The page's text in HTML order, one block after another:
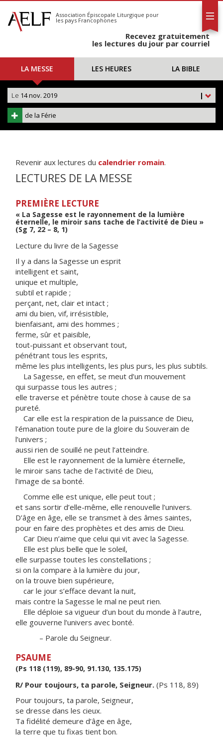
S'abonner
Calendrier
Association Épiscopale Liturgique pour
les pays Francophones
Recevez gratuitement
les lectures du jour par courriel
LA MESSE LES HEURES LA BIBLE
|
Le 14 nov. 2019
de la Férie
Revenir aux lectures du calendrier romain.
LECTURES DE LA MESSE
PREMIÈRE LECTURE
« La Sagesse est le rayonnement de la lumière
éternelle, le miroir sans tache de l’activité de Dieu »
(Sg 7, 22 – 8, 1)
Lecture du livre de la Sagesse
Il y a dans la Sagesse un esprit
intelligent et saint,
unique et multiple,
subtil et rapide ;
perçant, net, clair et intact ;
ami du bien, vif, irrésistible,
bienfaisant, ami des hommes ;
ferme, sûr et paisible,
tout-puissant et observant tout,
pénétrant tous les esprits,
même les plus intelligents, les plus purs, les plus subtils.
La Sagesse, en effet, se meut d’un mouvement
qui surpasse tous les autres ;
elle traverse et pénètre toute chose à cause de sa
pureté.
Car elle est la respiration de la puissance de Dieu,
l’émanation toute pure de la gloire du Souverain de
l’univers ;
aussi rien de souillé ne peut l’atteindre.
Elle est le rayonnement de la lumière éternelle,
le miroir sans tache de l’activité de Dieu,
l’image de sa bonté.
Comme elle est unique, elle peut tout ;
et sans sortir d’elle-même, elle renouvelle l’univers.
D’âge en âge, elle se transmet à des âmes saintes,
pour en faire des prophètes et des amis de Dieu.
Car Dieu n’aime que celui qui vit avec la Sagesse.
Elle est plus belle que le soleil,
elle surpasse toutes les constellations ;
si on la compare à la lumière du jour,
on la trouve bien supérieure,
car le jour s’efface devant la nuit,
mais contre la Sagesse le mal ne peut rien.
Elle déploie sa vigueur d’un bout du monde à l’autre,
elle gouverne l’univers avec bonté.
– Parole du Seigneur.
PSAUME
(Ps 118 (119), 89-90, 91.130, 135.175)
R/ Pour toujours, ta parole, Seigneur. (Ps 118, 89)
Pour toujours, ta parole, Seigneur,
se dresse dans les cieux.
Ta fidélité demeure d’âge en âge,
la terre que tu fixas tient bon.